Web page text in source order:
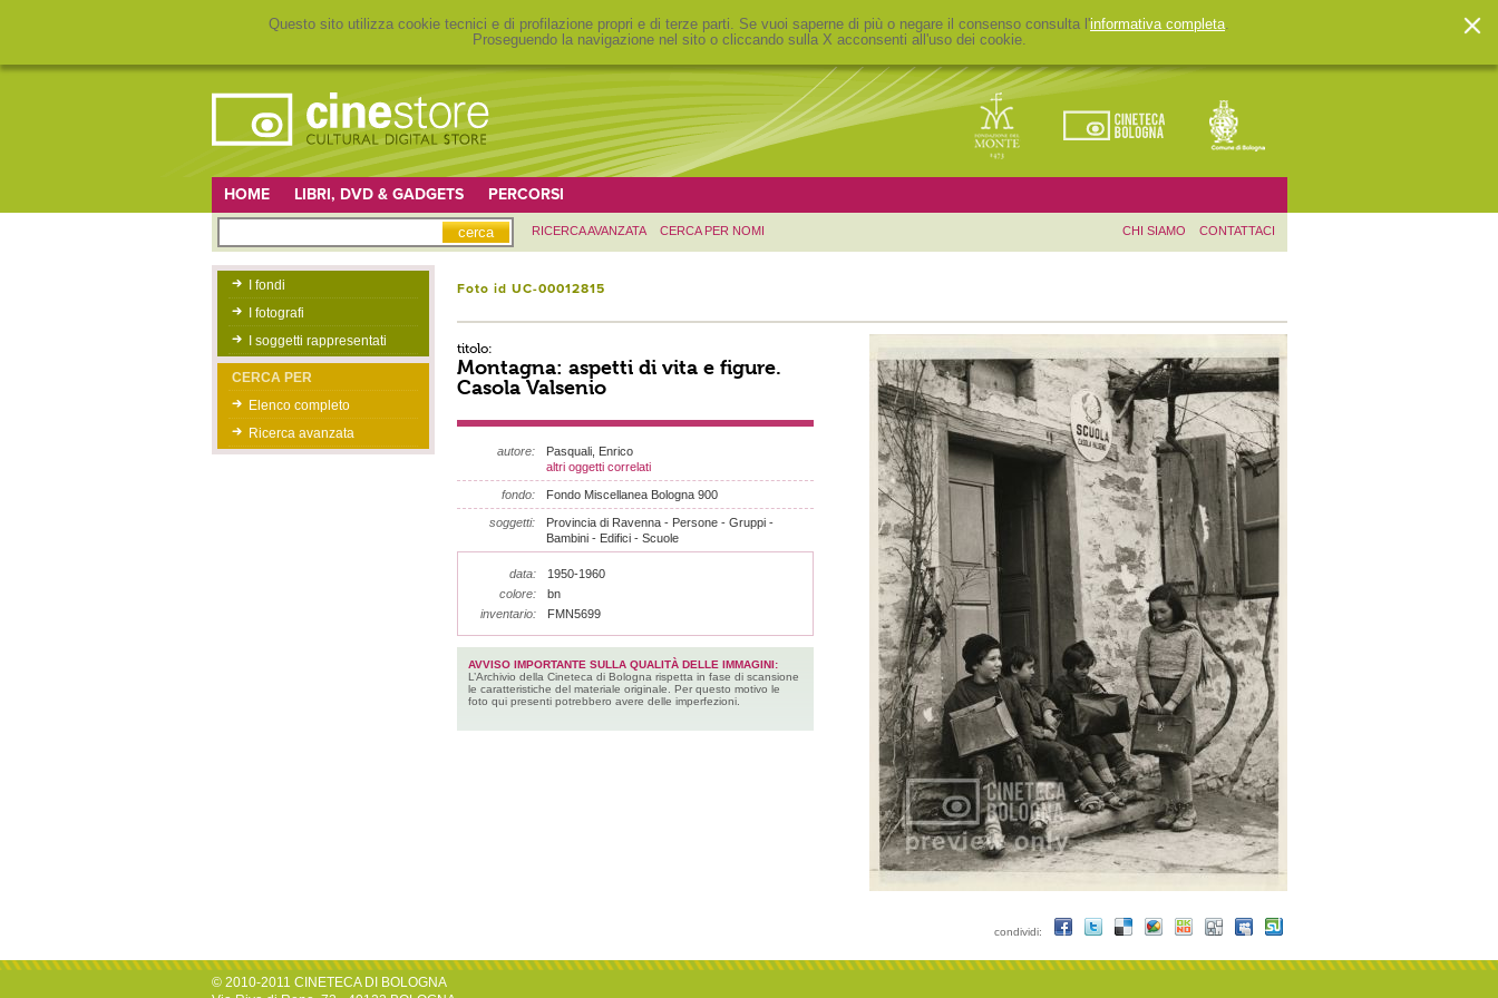
Questo sito utilizza cookie tecnici e di profilazione propri e di terze parti. Se vuoi saperne di più o negare il consenso consulta l'informativa completa.
Proseguendo la navigazione nel sito o cliccando sulla X acconsenti all'uso dei cookie.
HOME LIBRI, DVD & GADGETS PERCORSI
RICERCA AVANZATA CERCA PER NOMI CHI SIAMO CONTATTACI
I fondi
I fotografi
I soggetti rappresentati
CERCA PER
Elenco completo
Ricerca avanzata
Foto id UC-00012815
titolo:
Montagna: aspetti di vita e figure.
Casola Valsenio
autore:
Pasquali, Enrico
altri oggetti correlati
fondo: Fondo Miscellanea Bologna 900
soggetti:
Provincia di Ravenna - Persone - Gruppi -
Bambini - Edifici - Scuole
data:
1950-1960
colore:
bn
inventario:
FMN5699
AVVISO IMPORTANTE SULLA QUALITÀ DELLE IMMAGINI:
L’Archivio della Cineteca di Bologna rispetta in fase di scansione
le caratteristiche del materiale originale. Per questo motivo le
foto qui presenti potrebbero avere delle imperfezioni.
condividi:
© 2010-2011 CINETECA DI BOLOGNA